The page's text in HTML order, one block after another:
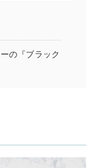
の『ブラック